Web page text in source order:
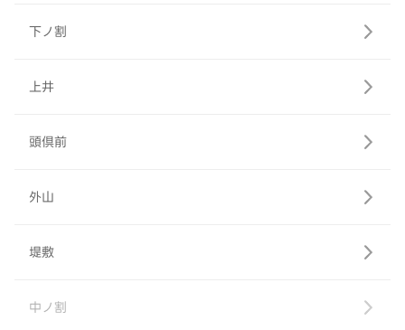
下ノ割
上井
頭倶前
外山
堤敷
中ノ割